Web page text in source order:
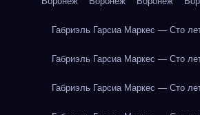
Габриэль Гарсиа Маркес — Сто
Габриэль Гарсиа Маркес — Сто
Габриэль Гарсиа Маркес — Сто